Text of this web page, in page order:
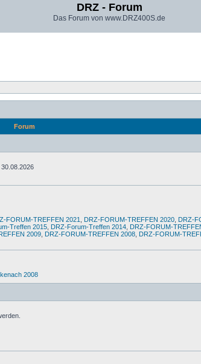
DRZ - Forum
Das Forum von www.DRZ400S.de
Forum
FORUM-TREFFEN 2021 DRZ-FORUM-TREFFEN 2020 DRZ-
Treffen 2015 DRZ-Forum-Treffen 2014 DRZ-FORUM-
2009 DRZ-FORUM-TREFFEN 2008 DRZ-FORUM-
2008